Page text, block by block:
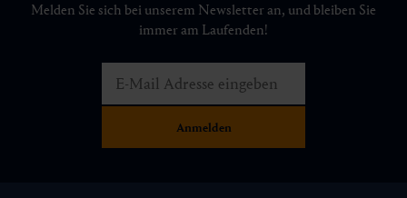
Melden Sie sich bei unserem Newsletter an, und bleiben Sie
immer am Laufenden!